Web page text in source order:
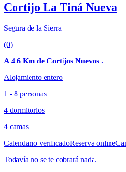
Cortijo La Tiná Nueva
Segura de la Sierra
(0)
A 4.6 Km de Cortijos Nuevos .
Alojamiento entero
1 - 8 personas
4 dormitorios
4 camas
Calendario verificadoReserva online
Todavía no se te cobrará nada.